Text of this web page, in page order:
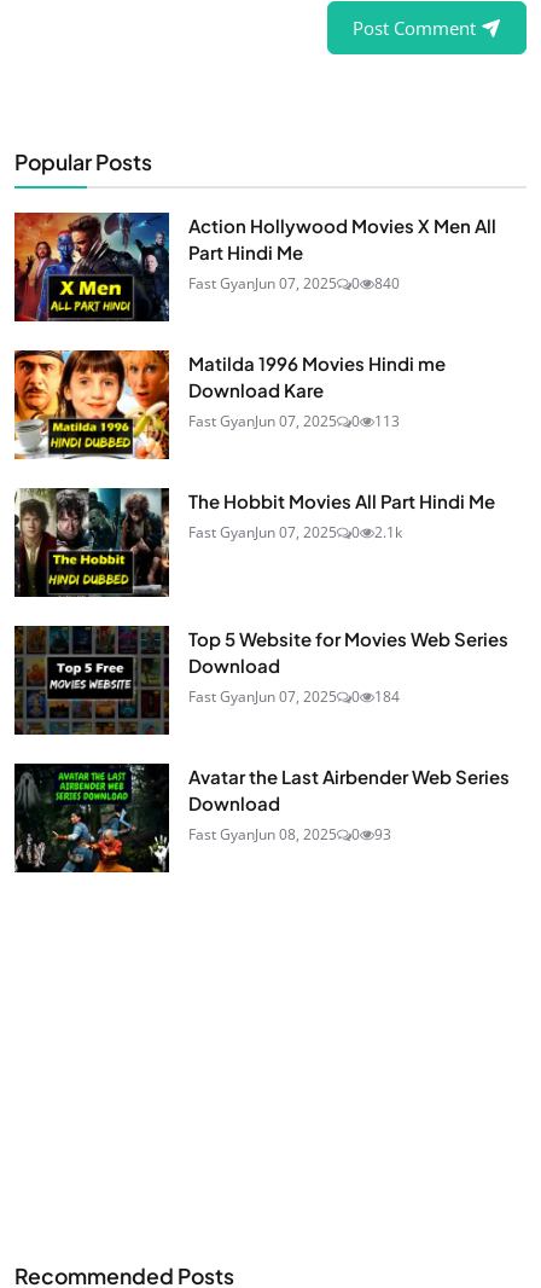
Post Comment
Popular Posts
Action Hollywood Movies X Men All
Part Hindi Me
Fast GyanJun 07, 2025 0 840
Matilda 1996 Movies Hindi me
Download Kare
Fast GyanJun 07, 2025 0 113
The Hobbit Movies All Part Hindi Me
Fast GyanJun 07, 2025 0 2.1k
Top 5 Website for Movies Web Series
Download
Fast GyanJun 07, 2025 0 184
Avatar the Last Airbender Web Series
Download
Fast GyanJun 08, 2025 0 93
Recommended Posts